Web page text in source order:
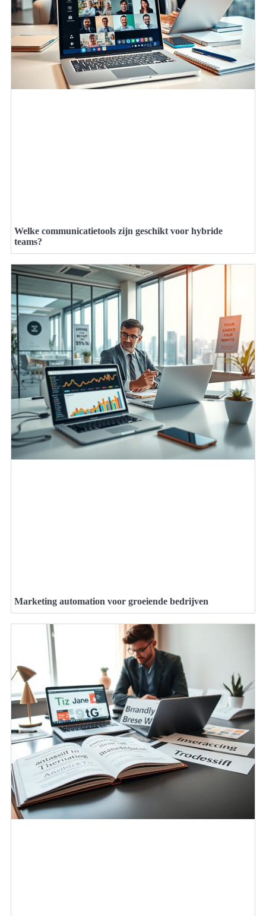
Welke communicatietools zijn geschikt voor hybride
teams?
Marketing automation voor groeiende bedrijven